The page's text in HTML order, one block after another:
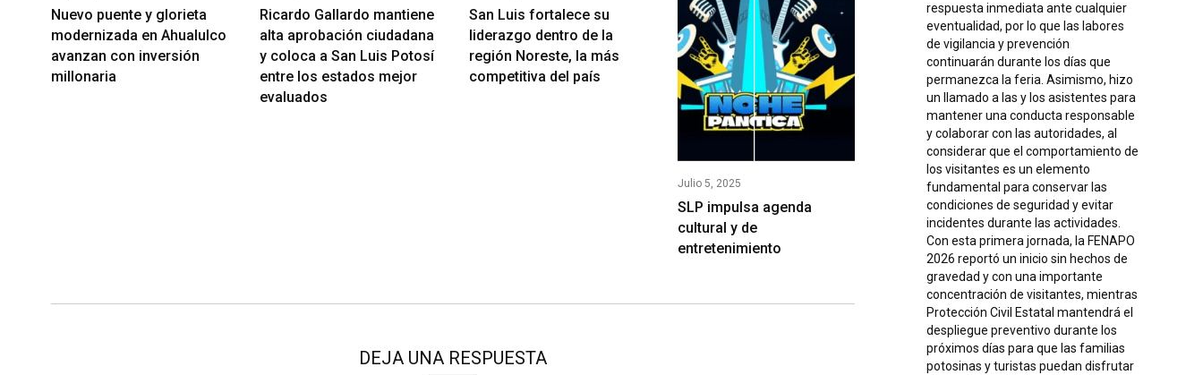
Nuevo puente y glorieta
modernizada en Ahualulco
avanzan con inversión
millonaria
Ricardo Gallardo mantiene
alta aprobación ciudadana
y coloca a San Luis Potosí
entre los estados mejor
evaluados
San Luis fortalece su
liderazgo dentro de la
región Noreste, la más
competitiva del país
Julio 5, 2025
SLP impulsa agenda
cultural y de
entretenimiento
DEJA UNA RESPUESTA
respuesta inmediata ante cualquier
eventualidad, por lo que las labores
de vigilancia y prevención
continuarán durante los días que
permanezca la feria. Asimismo, hizo
un llamado a las y los asistentes para
mantener una conducta responsable
y colaborar con las autoridades, al
considerar que el comportamiento de
los visitantes es un elemento
fundamental para conservar las
condiciones de seguridad y evitar
incidentes durante las actividades.
Con esta primera jornada, la FENAPO
2026 reportó un inicio sin hechos de
gravedad y con una importante
concentración de visitantes, mientras
Protección Civil Estatal mantendrá el
despliegue preventivo durante los
próximos días para que las familias
potosinas y turistas puedan disfrutar